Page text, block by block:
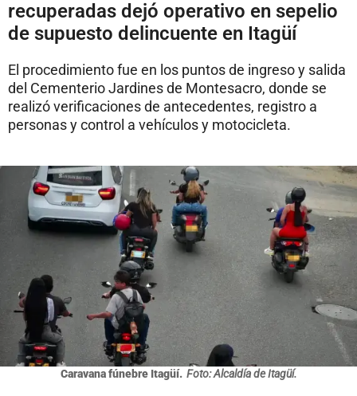
recuperadas dejó operativo en sepelio
de supuesto delincuente en Itagüí
El procedimiento fue en los puntos de ingreso y salida
del Cementerio Jardines de Montesacro, donde se
realizó verificaciones de antecedentes, registro a
personas y control a vehículos y motocicleta.
Caravana fúnebre Itagüí. Foto: Alcaldía de Itagüí.